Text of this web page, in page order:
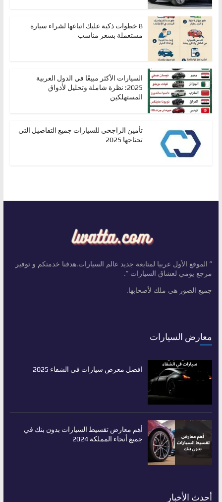
8 خطوات ذكية عليك اتباعها لشراء سيارة
مستعملة بسعر مناسب
السيارات الأكثر مبيعًا في الدول العربية
2025: نظرة شاملة وتحليل لأذواق
المستهلكين
تأمين الراجحي للسيارات جميع التفاصيل التي
تحتاجها 2025
” الموقع الأول عربيا لمتابعة جديد عالم السيارات.هدفنا خدمتكم و توفير
مرجع يومي لعشاق السيارات “.
جميع الصور هي ملك لأصحابها.
معارض السيارات
افضل معرض سيارات في الشفاء 2025
أهم معارض تقسيط السيارات بدون بنك في
جميع أنحاء المملكة 2024
أحدث الأخبار